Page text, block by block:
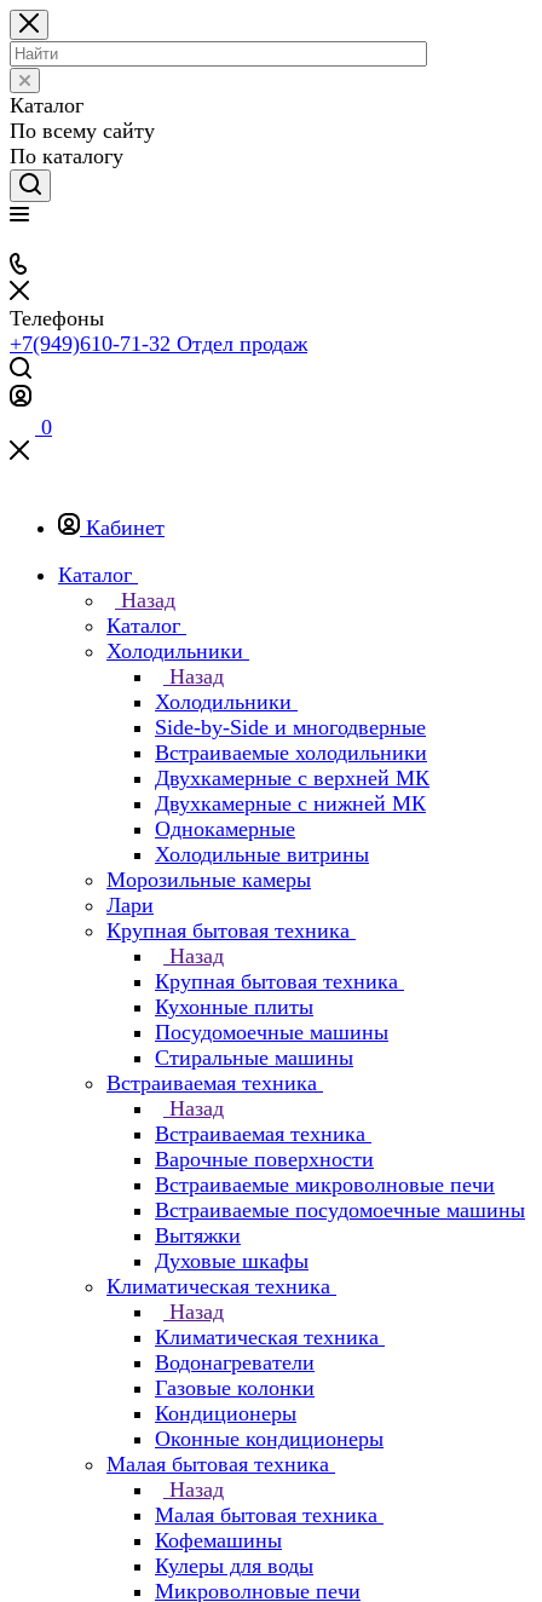
Каталог
По всему сайту
По каталогу
Телефоны
+7(949)610-71-32 Отдел продаж
0
Кабинет
Каталог
Назад
Каталог
Холодильники
Назад
Холодильники
Side-by-Side и многодверные
Встраиваемые холодильники
Двухкамерные с верхней МК
Двухкамерные с нижней МК
Однокамерные
Холодильные витрины
Морозильные камеры
Лари
Крупная бытовая техника
Назад
Крупная бытовая техника
Кухонные плиты
Посудомоечные машины
Стиральные машины
Встраиваемая техника
Назад
Встраиваемая техника
Варочные поверхности
Встраиваемые микроволновые печи
Встраиваемые посудомоечные машины
Вытяжки
Духовые шкафы
Климатическая техника
Назад
Климатическая техника
Водонагреватели
Газовые колонки
Кондиционеры
Оконные кондиционеры
Малая бытовая техника
Назад
Малая бытовая техника
Кофемашины
Кулеры для воды
Микроволновые печи